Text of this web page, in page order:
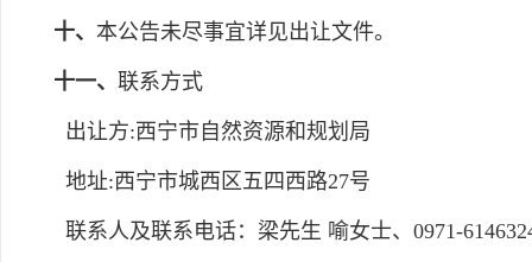
十、 本公告未尽事宜详见出让文件。
十一、 联系方式
出让方:西宁市自然资源和规划局
地址:西宁市城西区五四西路27号
联系人及联系电话：梁先生 喻女士、0971-